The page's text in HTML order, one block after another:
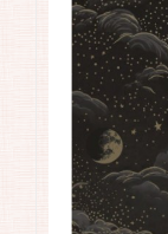
Материал
Раппорт:<>